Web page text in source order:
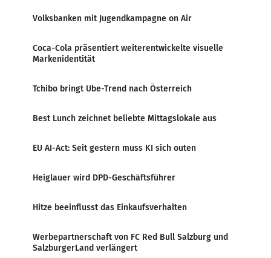
Volksbanken mit Jugendkampagne on Air
Coca-Cola präsentiert weiterentwickelte visuelle
Markenidentität
Tchibo bringt Ube-Trend nach Österreich
Best Lunch zeichnet beliebte Mittagslokale aus
EU AI-Act: Seit gestern muss KI sich outen
Heiglauer wird DPD-Geschäftsführer
Hitze beeinflusst das Einkaufsverhalten
Werbepartnerschaft von FC Red Bull Salzburg und
SalzburgerLand verlängert